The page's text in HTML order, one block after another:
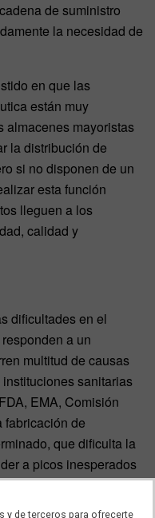
de suministro
la necesidad de
en que las
están muy
almacenes mayoristas
la distribución de
si no disponen de un
esta función
lleguen a los
calidad y
dificultades en el
a un
multitud de causas
sanitarias
EMA, Comisión
de
que dificulta la
a picos inesperados
en caso de que se
las plantas de
y de terceros para ofrecerte